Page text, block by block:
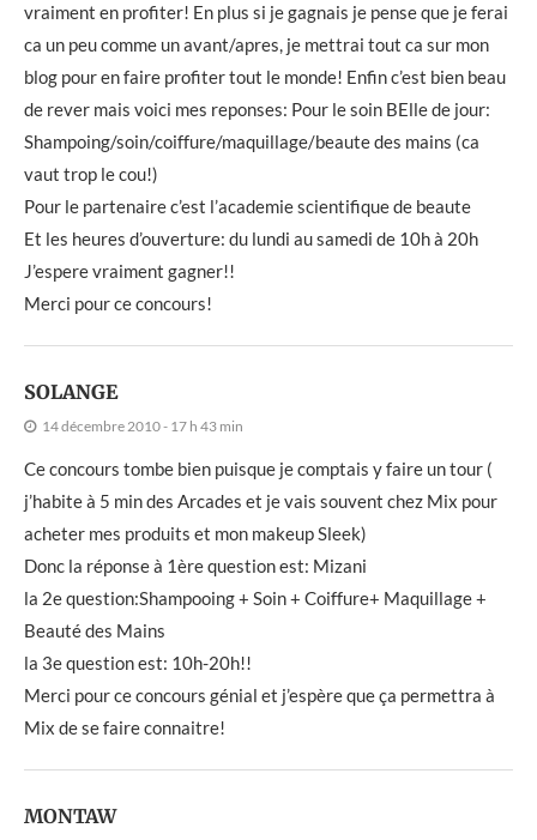
vraiment en profiter! En plus si je gagnais je pense que je ferai
ca un peu comme un avant/apres, je mettrai tout ca sur mon
blog pour en faire profiter tout le monde! Enfin c’est bien beau
de rever mais voici mes reponses: Pour le soin BElle de jour:
Shampoing/soin/coiffure/maquillage/beaute des mains (ca
vaut trop le cou!)
Pour le partenaire c’est l’academie scientifique de beaute
Et les heures d’ouverture: du lundi au samedi de 10h à 20h
J’espere vraiment gagner!!
Merci pour ce concours!
SOLANGE
14 décembre 2010 - 17 h 43 min
Ce concours tombe bien puisque je comptais y faire un tour (
j’habite à 5 min des Arcades et je vais souvent chez Mix pour
acheter mes produits et mon makeup Sleek)
Donc la réponse à 1ère question est: Mizani
la 2e question:Shampooing + Soin + Coiffure+ Maquillage +
Beauté des Mains
la 3e question est: 10h-20h!!
Merci pour ce concours génial et j’espère que ça permettra à
Mix de se faire connaitre!
MONTAW